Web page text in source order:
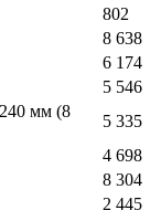
802
8 638
6 174
5 546
мм (8
5 335
4 698
8 304
2 445